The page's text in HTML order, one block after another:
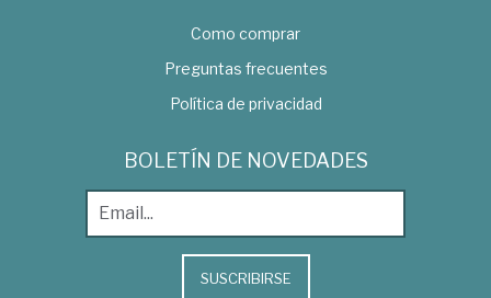
Como comprar
Preguntas frecuentes
Política de privacidad
BOLETÍN DE NOVEDADES
SUSCRIBIRSE